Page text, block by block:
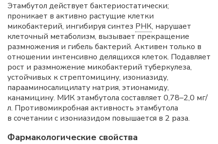
Этамбутол действует бактериостатически;
проникает в активно растущие клетки
микобактерий, ингибируя синтез РНК, нарушает
клеточный метаболизм, вызывает прекращение
размножения и гибель бактерий. Активен только в
отношении интенсивно делящихся клеток. Подавляет
рост и размножение микобактерий туберкулеза,
устойчивых к стрептомицину, изониазиду,
парааминосалицилату натрия, этионамиду,
канамицину. МИК этамбутола составляет 0,78–2,0 мг/
л. Противомикробная активность этамбутола
в сочетании с изониазидом повышается в 2 раза.
Фармакологические свойства